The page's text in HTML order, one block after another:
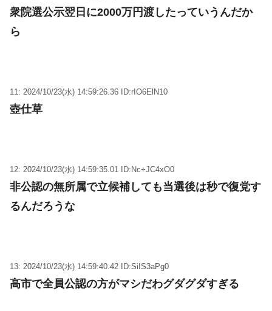
衆院選公示翌日に2000万円渡したっていうんだか
ら
11: 2024/10/23(水) 14:59:26.36 ID:rIO6ElN10
壺仕草
12: 2024/10/23(水) 14:59:35.01 ID:Nc+JC4xO0
非公認の無所属で立候補しても当選後は秒で復党す
るんだろうな
13: 2024/10/23(水) 14:59:40.42 ID:SiIS3aPg0
高市で全員公認の方がマシだわグダグダすぎる